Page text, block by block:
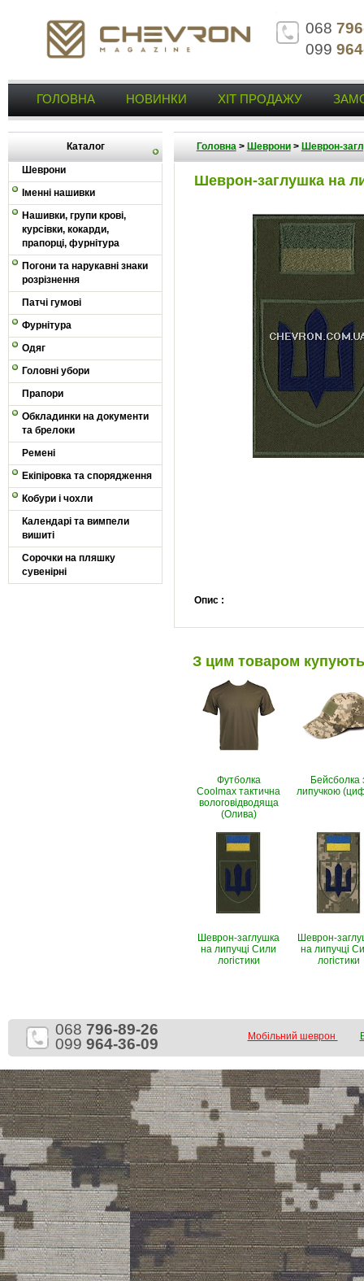
068
099
ГОЛОВНА НОВИНКИ ХІТ ПРОДАЖУ
Каталог
Шеврони
Іменні нашивки
Нашивки, групи крові,
курсівки, кокарди,
прапорці, фурнітура
Погони та нарукавні знаки
розрізнення
Патчі гумові
Фурнітура
Одяг
Головні убори
Прапори
Обкладинки на документи
та брелоки
Ремені
Екіпіровка та спорядження
Кобури і чохли
Календарі та вимпели
вишиті
Сорочки на пляшку
сувенірні
Головна> Шеврони> Шеврон-
Шеврон-заглушка на
Опис :
З цим товаром купують
Футболка
Coolmax тактична
вологовiдводяща
(Олива)
Бейсболка
липучкою
Шеврон-заглушка
на липучці Сили
логістики
Шеврон-
на липучці
логістики
068 796-89-26
099 964-36-09 Мобільний шеврон